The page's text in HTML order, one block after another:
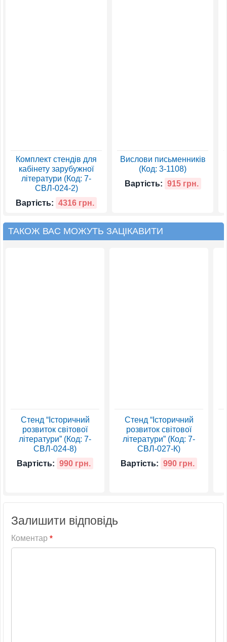
Комплект стендів для
кабінету зарубужної
літератури (Код: 7-
СВЛ-024-2)
Вартість: 4316 грн.
Вислови письменників
(Код: 3-1108)
Вартість: 915 грн.
ТАКОЖ ВАС МОЖУТЬ ЗАЦІКАВИТИ
Стенд “Історичний
розвиток світової
літератури” (Код: 7-
СВЛ-024-8)
Вартість: 990 грн.
Стенд “Історичний
розвиток світової
літератури” (Код: 7-
СВЛ-027-К)
Вартість: 990 грн.
Залишити відповідь
Коментар *